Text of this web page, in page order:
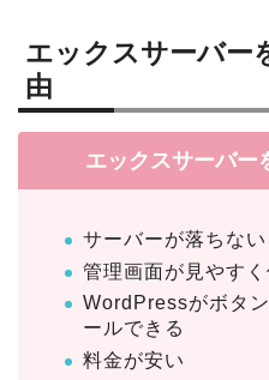
エックスサーバー
由
エックスサーバー
サーバーが落ちない
管理画面が見やす
WordPressがボタ
ールできる
料金が安い